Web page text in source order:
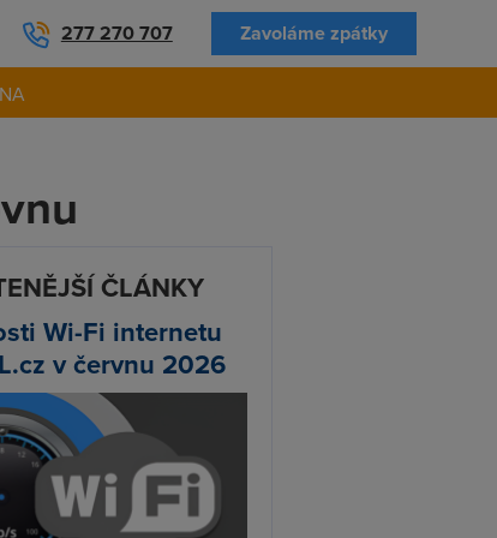
277 270 707 Zavoláme zpátky
ČLÁNKY
Wi-Fi internetu
v červnu 2026